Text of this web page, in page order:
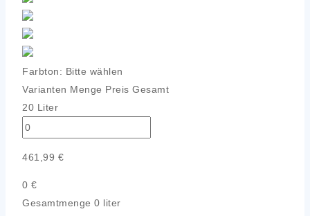
Farbton: Bitte wählen
Varianten Menge Preis Gesamt
20 Liter
461,99 €
0 €
Gesamtmenge 0 liter